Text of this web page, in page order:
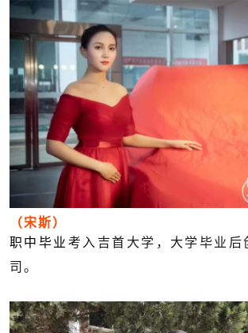
（宋斯）
职中毕业 考入吉首大学，大学毕业后
司。